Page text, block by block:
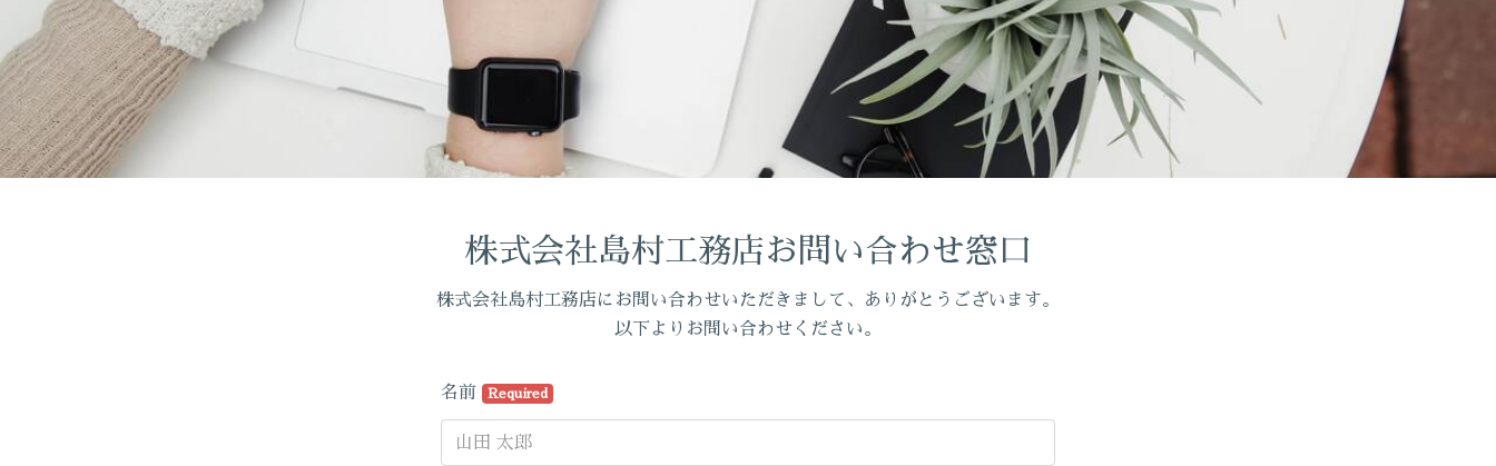
株式会社島村工務店お問い合わせ窓口
株式会社島村工務店にお問い合わせいただきまして、ありがとうございます。
以下よりお問い合わせください。
名前 Required